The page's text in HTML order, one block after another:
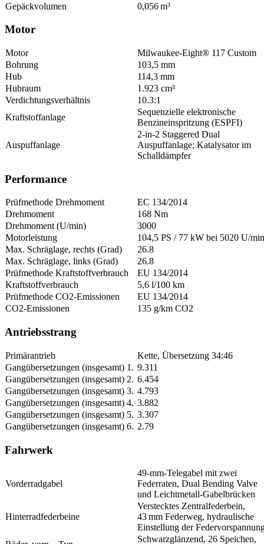
Gepäckvolumen
0,056 m³
Motor
Motor
Milwaukee-Eight® 117 Custom
Bohrung
103,5 mm
Hub
114,3 mm
Hubraum
1.923 cm³
Verdichtungsverhältnis
10.3:1
Kraftstoffanlage
Sequenzielle elektronische
Benzineinspritzung (ESPFI)
Auspuffanlage
2-in-2 Staggered Dual
Auspuffanlage; Katalysator im
Schalldämpfer
Performance
Prüfmethode Drehmoment
EC 134/2014
Drehmoment
168 Nm
Drehmoment (U/min)
3000
Motorleistung
104,5 PS / 77 kW bei 5020 U/min
Max. Schräglage, rechts (Grad)
26.8
Max. Schräglage, links (Grad)
26.8
Prüfmethode Kraftstoffverbrauch
EU 134/2014
Kraftstoffverbrauch
5,6 l/100 km
Prüfmethode CO2-Emissionen
EU 134/2014
CO2-Emissionen
135 g/km CO2
Antriebsstrang
Primärantrieb
Kette, Übersetzung 34:46
Gangübersetzungen (insgesamt) 1. 9.311
Gangübersetzungen (insgesamt) 2. 6.454
Gangübersetzungen (insgesamt) 3. 4.793
Gangübersetzungen (insgesamt) 4. 3.882
Gangübersetzungen (insgesamt) 5. 3.307
Gangübersetzungen (insgesamt) 6. 2.79
Fahrwerk
Vorderradgabel
49-mm-Telegabel mit zwei
Federraten, Dual Bending Valve
und Leichtmetall-Gabelbrücken
Hinterradfederbeine
Verstecktes Zentralfederbein,
43 mm Federweg, hydraulische
Einstellung der
Schwarzglänzend, 26 Speichen,